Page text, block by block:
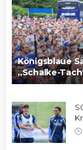
Königsblaue
„Schalke-